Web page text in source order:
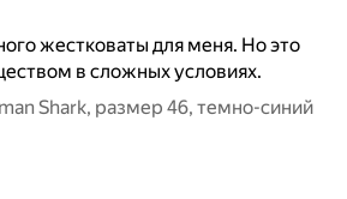
жестковаты для меня. Но это
в сложных условиях.
Shark, размер 46, темно-синий